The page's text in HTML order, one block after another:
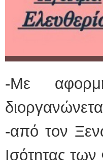
-Με
-από τον
Ισότητας